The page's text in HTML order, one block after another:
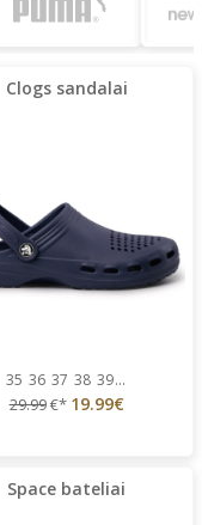
Clogs sandalai
35 36 37 38 39...
29.99€* 19.99€
Space bateliai